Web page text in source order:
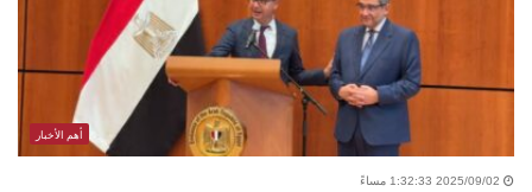
أهم الأخبار
2025/09/02 1:32:33 مساءً